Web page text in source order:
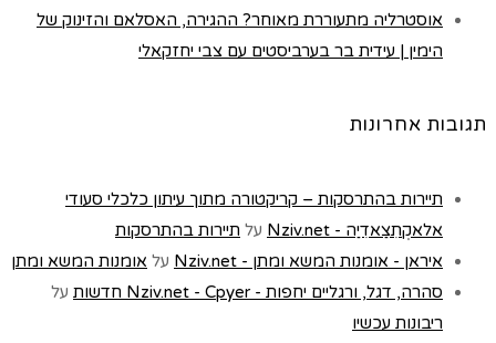
אוסטרליה מתעוררת מאוחר? ההגירה, האסלאם והזינוק של
הימין | עידית בר בערביסטים עם צבי יחזקאלי
תגובות אחרונות
תיירות בהתרסקות – קריקטורה מתוך עיתון כלכלי סעודי
אלאקְתִצַאדִיַה - Nziv.net
על תיירות בהתרסקות
איראן - אומנות המשא ומתן - Nziv.net
על אומנות המשא ומתן
סהרה, דגל, ורגליים יחפות - Nziv.net - Cpyer חדשות
על
ריבונות עכשיו